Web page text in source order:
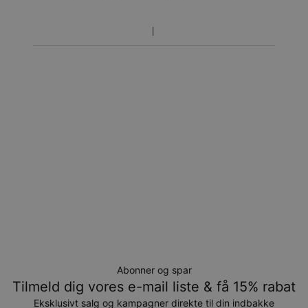
Abonner og spar
Tilmeld dig vores e-mail liste & få 15% rabat
Eksklusivt salg og kampagner direkte til din indbakke